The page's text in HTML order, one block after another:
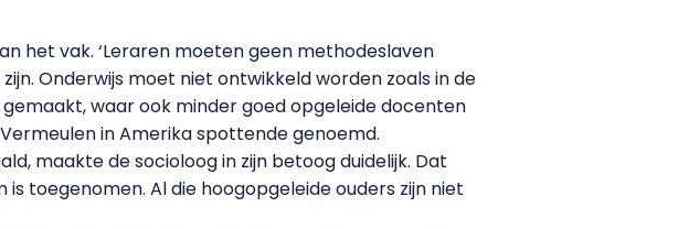
het vak. ‘Leraren moeten geen methodeslaven
Onderwijs moet niet ontwikkeld worden zoals in de
waar ook minder goed opgeleide docenten
in Amerika spottende genoemd.
maakte de socioloog in zijn betoog duidelijk. Dat
toegenomen. Al die hoogopgeleide ouders zijn niet